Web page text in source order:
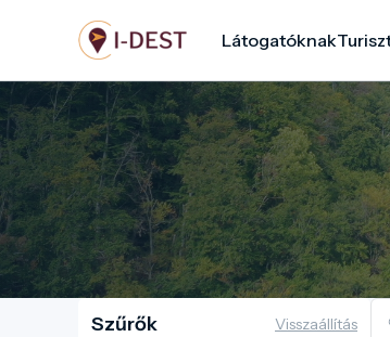
tartalomra
Látogatóknak
Szűrők Visszaállítás